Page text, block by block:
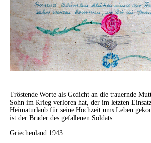
Tröstende Worte als Gedicht an die trauernde
Sohn im Krieg verloren hat, der im letzten
Heimaturlaub für seine Hochzeit ums Leben
ist der Bruder des gefallenen Soldats.
Griechenland 1943